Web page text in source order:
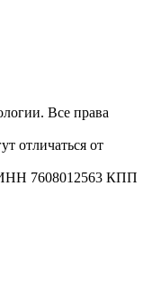
Все права
отличаться от
7608012563 КПП